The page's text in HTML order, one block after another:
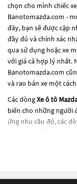
chọn cho mình chiếc
Banotomazda.com -
đây, bạn sẽ được cập
đầy đủ và chính xác
qua sử dụng hoặc xe
với giá cả hợp lý nhất.
Banotomazda.com
và rao bán xe một
Các dòngXe ô tô
biến cho những người
ứng nhu cầu đó, các
lựa chọn phổ biến. Các
thiết kế hiện đại và
này đều được
lượng và hiệu suất tốt